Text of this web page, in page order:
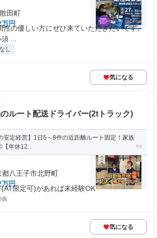
田町
円
性の優しい方にぜひ来ていただきたいです。
...
し
気になる
ルート配送ドライバー(2tトラック)
安定経営】1日5～8件の近距離ルート固定！家族
年休12...
八王子市北野町
万円
限定可)があれば未経験OK
個
気になる